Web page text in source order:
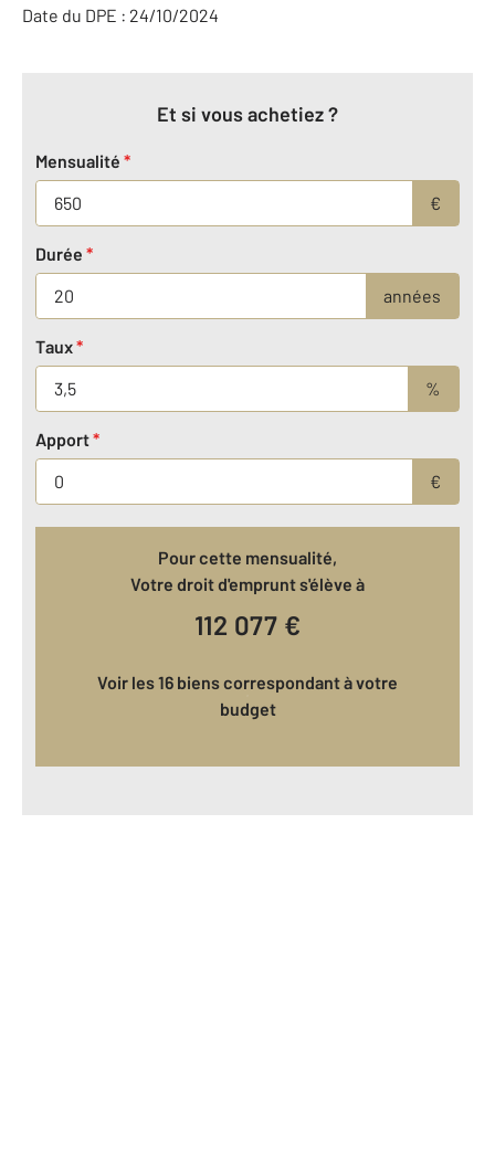
Date du DPE : 24/10/2024
Et si vous achetiez ?
Mensualité *
€
Durée *
années
Taux*
%
Apport*
€
Pour cette mensualité,
Votre droit d'emprunt s'élève à
112 077 €
Voir les 16 biens correspondant à votre
budget